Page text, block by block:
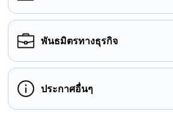
พันธมิตรทางธุรกิจ
ประกาศอื่นๆ